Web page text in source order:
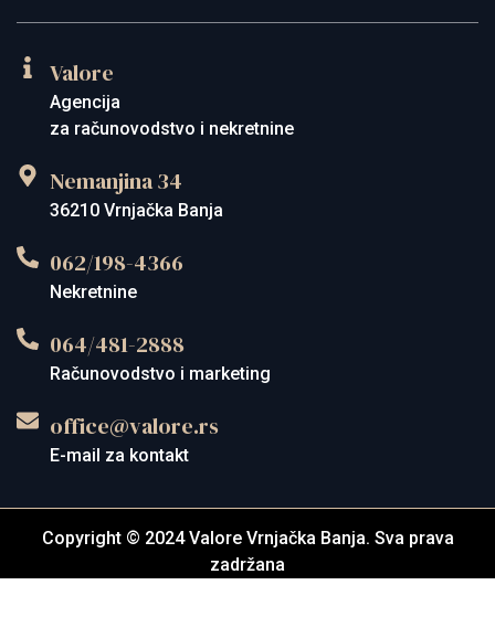
Agencija
za računovodstvo i nekretnine
Valore
Nekretnine
062/198-4366
Računovodstvo i marketing
064/481-2888
E-mail za kontakt
office@valore.rs
36210 Vrnjačka Banja
Nemanjina 34
Copyright © 2024 Valore Vrnjačka Banja. Sva prava
zadržana